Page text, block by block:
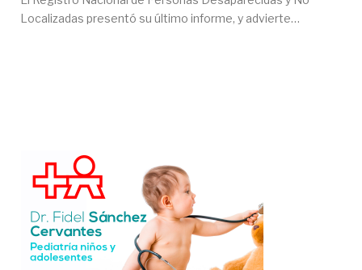
Localizadas presentó su último informe, y advierte…